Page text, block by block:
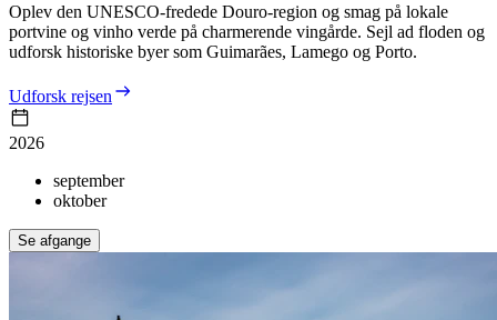
Oplev den UNESCO-fredede Douro-region og smag på lokale
portvine og vinho verde på charmerende vingårde. Sejl ad floden og
udforsk historiske byer som Guimarães, Lamego og Porto.
Udforsk rejsen
2026
september
oktober
Se afgange